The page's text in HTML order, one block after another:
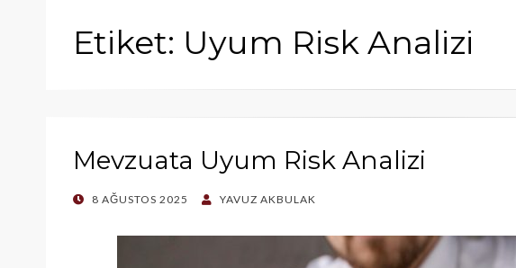
Etiket: Uyum Risk Analizi
Mevzuata Uyum Risk Analizi
POSTED
8 AĞUSTOS 2025 YAVUZ AKBULAK